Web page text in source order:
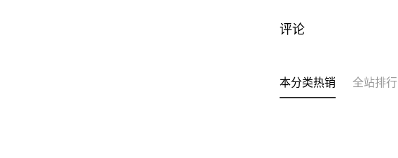
评论
本分类热销 全站排行